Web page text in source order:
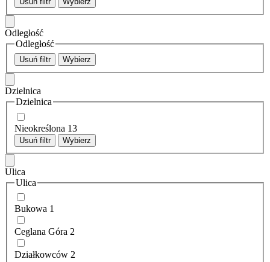
Odległość
Odległość
Usuń filtr Wybierz
Dzielnica
Dzielnica
Nieokreślona 13
Usuń filtr Wybierz
Ulica
Ulica
Bukowa 1
Ceglana Góra 2
Działkowców 2